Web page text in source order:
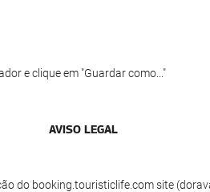
e clique em "Guardar como..."
AVISO LEGAL
do booking.touristiclife.com site